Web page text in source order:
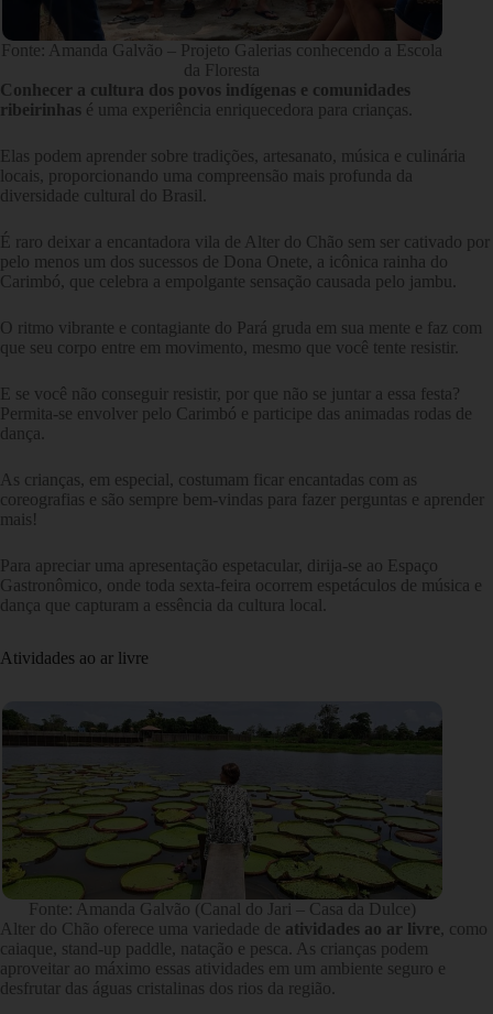
Fonte: Amanda Galvão – Projeto Galerias conhecendo a Escola
da Floresta
Conhecer a cultura dos povos indígenas e comunidades
ribeirinhas é uma experiência enriquecedora para crianças.
Elas podem aprender sobre tradições, artesanato, música e culinária
locais, proporcionando uma compreensão mais profunda da
diversidade cultural do Brasil.
É raro deixar a encantadora vila de Alter do Chão sem ser cativado por
pelo menos um dos sucessos de Dona Onete, a icônica rainha do
Carimbó, que celebra a empolgante sensação causada pelo jambu.
O ritmo vibrante e contagiante do Pará gruda em sua mente e faz com
que seu corpo entre em movimento, mesmo que você tente resistir.
E se você não conseguir resistir, por que não se juntar a essa festa?
Permita-se envolver pelo Carimbó e participe das animadas rodas de
dança.
As crianças, em especial, costumam ficar encantadas com as
coreografias e são sempre bem-vindas para fazer perguntas e aprender
mais!
Para apreciar uma apresentação espetacular, dirija-se ao Espaço
Gastronômico, onde toda sexta-feira ocorrem espetáculos de música e
dança que capturam a essência da cultura local.
Atividades ao ar livre
Fonte: Amanda Galvão (Canal do Jari – Casa da Dulce)
Alter do Chão oferece uma variedade de atividades ao ar livre , como
caiaque, stand-up paddle, natação e pesca. As crianças podem
aproveitar ao máximo essas atividades em um ambiente seguro e
desfrutar das águas cristalinas dos rios da região.